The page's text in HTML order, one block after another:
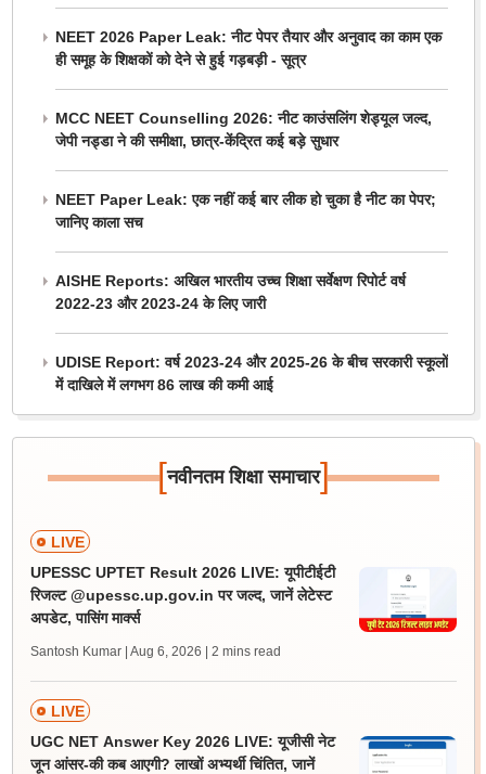
NEET 2026 Paper Leak: नीट पेपर तैयार और अनुवाद का काम एक
ही समूह के शिक्षकों को देने से हुई गड़बड़ी - सूत्र
MCC NEET Counselling 2026: नीट काउंसलिंग शेड्यूल जल्द,
जेपी नड्डा ने की समीक्षा, छात्र-केंद्रित कई बड़े सुधार
NEET Paper Leak: एक नहीं कई बार लीक हो चुका है नीट का पेपर;
जानिए काला सच
AISHE Reports: अखिल भारतीय उच्च शिक्षा सर्वेक्षण रिपोर्ट वर्ष
2022-23 और 2023-24 के लिए जारी
UDISE Report: वर्ष 2023-24 और 2025-26 के बीच सरकारी स्कूलों
में दाखिले में लगभग 86 लाख की कमी आई
[नवीनतम शिक्षा समाचार]
LIVE
UPESSC UPTET Result 2026 LIVE: यूपीटीईटी
रिजल्ट @upessc.up.gov.in पर जल्द, जानें लेटेस्ट
अपडेट, पासिंग मार्क्स
Santosh Kumar | Aug 6, 2026 | 2 mins read
LIVE
UGC NET Answer Key 2026 LIVE: यूजीसी नेट
जून आंसर-की कब आएगी? लाखों अभ्यर्थी चिंतित, जानें